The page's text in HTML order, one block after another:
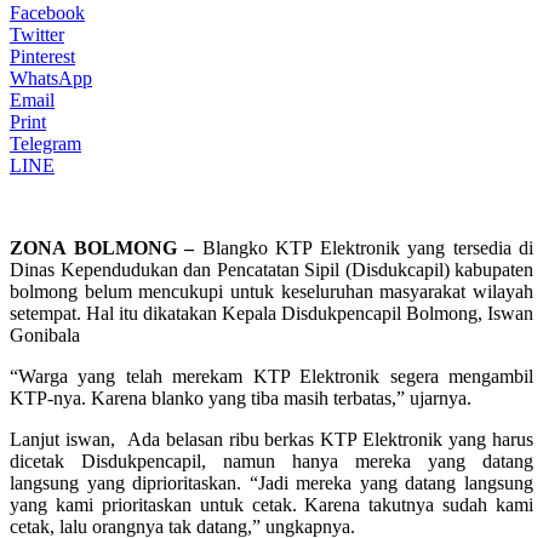
Facebook
Twitter
Pinterest
WhatsApp
Email
Print
Telegram
LINE
ZONA BOLMONG – Blangko KTP Elektronik yang tersedia di
Dinas Kependudukan dan Pencatatan Sipil (Disdukcapil) kabupaten
bolmong belum mencukupi untuk keseluruhan masyarakat wilayah
setempat. Hal itu dikatakan Kepala Disdukpencapil Bolmong, Iswan
Gonibala
“Warga yang telah merekam KTP Elektronik segera mengambil
KTP-nya. Karena blanko yang tiba masih terbatas,” ujarnya.
Lanjut iswan, Ada belasan ribu berkas KTP Elektronik yang harus
dicetak Disdukpencapil, namun hanya mereka yang datang
langsung yang diprioritaskan. “Jadi mereka yang datang langsung
yang kami prioritaskan untuk cetak. Karena takutnya sudah kami
cetak, lalu orangnya tak datang,” ungkapnya.